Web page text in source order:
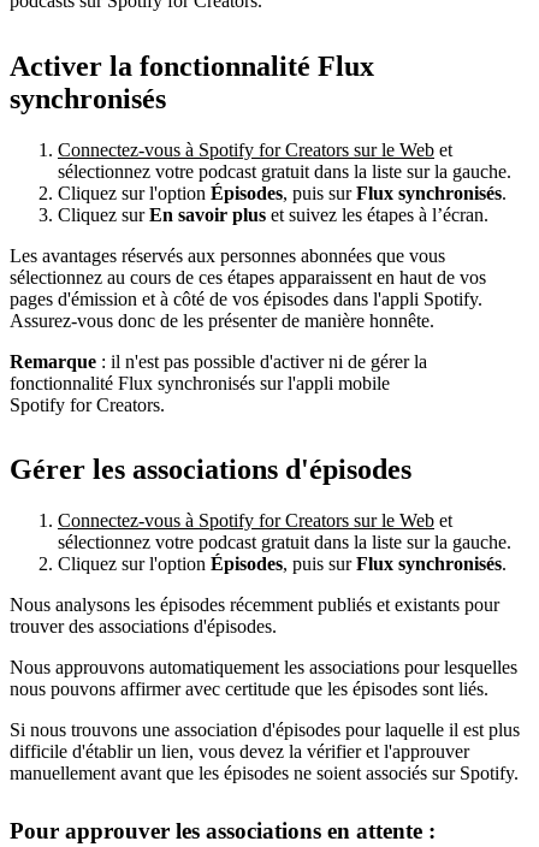
Activer la fonctionnalité Flux
synchronisés
Connectez-vous à Spotify for Creators sur le Web et
sélectionnez votre podcast gratuit dans la liste sur la gauche.
Cliquez sur l'option Épisodes, puis surFlux synchronisés.
Cliquez surEn savoir plus et suivez les étapes à l’écran.
Les avantages réservés aux personnes abonnées que vous
sélectionnez au cours de ces étapes apparaissent en haut de vos
pages d'émission et à côté de vos épisodes dans l'appli Spotify.
Assurez-vous donc de les présenter de manière honnête.
Remarque : il n'est pas possible d'activer ni de gérer la
fonctionnalité Flux synchronisés sur l'appli mobile
Spotify for Creators.
Gérer les associations d'épisodes
Connectez-vous à Spotify for Creators sur le Web et
sélectionnez votre podcast gratuit dans la liste sur la gauche.
Cliquez sur l'option Épisodes, puis surFlux synchronisés.
Nous analysons les épisodes récemment publiés et existants pour
trouver des associations d'épisodes.
Nous approuvons automatiquement les associations pour lesquelles
nous pouvons affirmer avec certitude que les épisodes sont liés.
Si nous trouvons une association d'épisodes pour laquelle il est plus
difficile d'établir un lien, vous devez la vérifier et l'approuver
manuellement avant que les épisodes ne soient associés sur Spotify.
Pour approuver les associations en attente :